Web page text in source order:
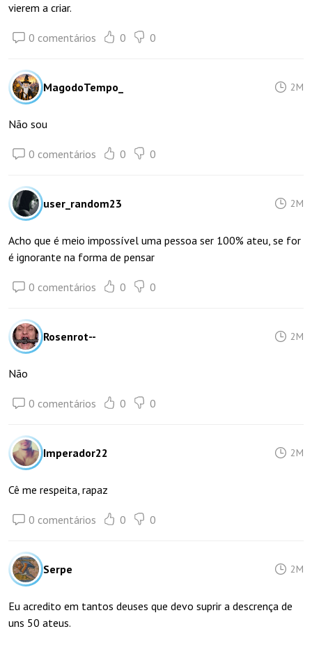
vierem a criar.
0 comentários 0 0
MagodoTempo_ 2M
Não sou
0 comentários 0 0
user_random23 2M
Acho que é meio impossível uma pessoa ser 100% ateu, se for
é ignorante na forma de pensar
0 comentários 0 0
Rosenrot-- 2M
Não
0 comentários 0 0
Imperador22 2M
Cê me respeita, rapaz
0 comentários 0 0
Serpe 2M
Eu acredito em tantos deuses que devo suprir a descrença de
uns 50 ateus.